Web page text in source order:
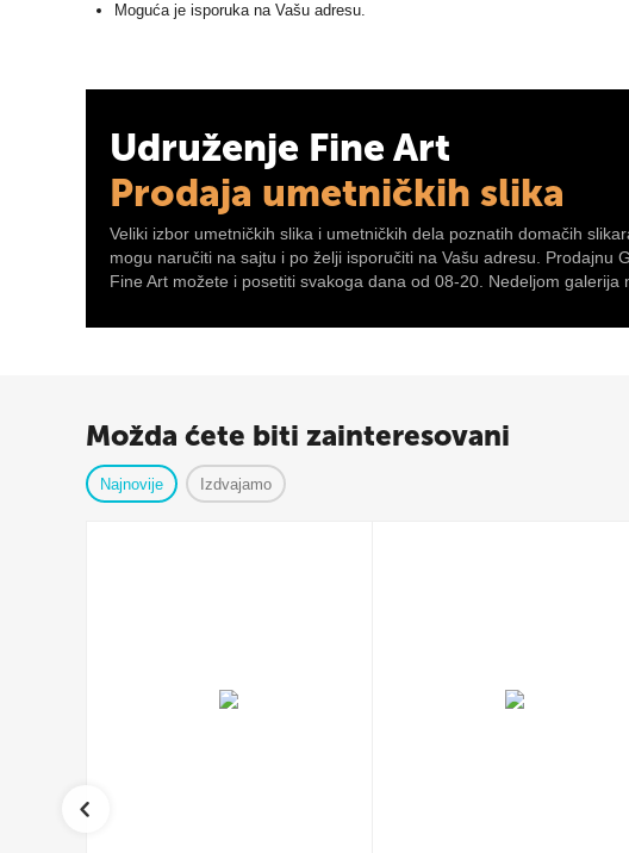
Moguća je isporuka na Vašu adresu.
Udruženje Fine Art
Prodaja umetničkih slika
Veliki izbor umetničkih slika i umetničkih dela poznatih domačih
mogu naručiti na sajtu i po želji isporučiti na Vašu adresu. Prodajnu
Fine Art možete i posetiti svakoga dana od 08-20. Nedeljom galerija
Možda ćete biti zainteresovani
Najnovije Izdvajamo